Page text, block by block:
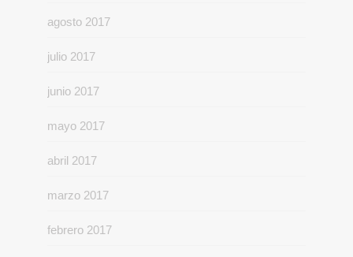
agosto 2017
julio 2017
junio 2017
mayo 2017
abril 2017
marzo 2017
febrero 2017